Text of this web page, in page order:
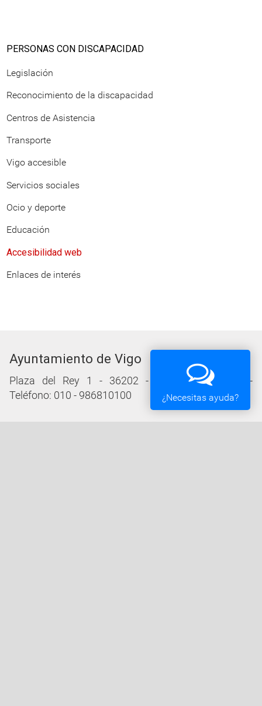
PERSONAS CON DISCAPACIDAD
Legislación
Reconocimiento de la discapacidad
Centros de Asistencia
Transporte
Vigo accesible
Servicios sociales
Ocio y deporte
Educación
Accesibilidad web
Enlaces de interés
Ayuntamiento de Vigo
Plaza del Rey 1 - 36202 - Vigo (Pontevedra) -
Teléfono: 010 - 986810100
¿Necesitas ayuda?